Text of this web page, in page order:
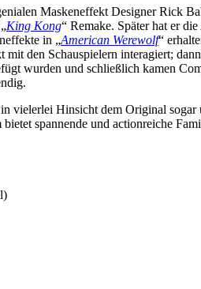
Maskeneffekt Designer Rick
King Kong“ Remake. Später hat er
in „American Werewolf“
mit den Schauspielern interagiert;
wurden und schließlich kamen
vielerlei Hinsicht dem Original
spannende und actionreiche